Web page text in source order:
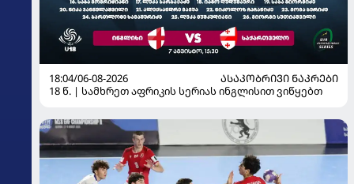
18:04/06-08-2026
ᲐᲡᲐᲙᲝᲑᲠᲘᲕᲘ ᲜᲐᲙᲠᲔᲑᲘ
18 წ. | სამხრეთ აფრიკის სერიას ინგლისით ვიწყებთ